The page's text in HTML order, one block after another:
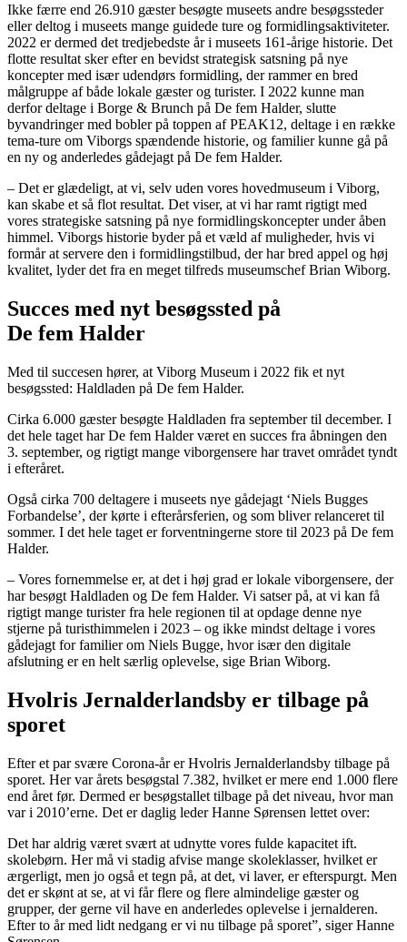
Ikke færre end 26.910 gæster besøgte museets andre besøgssteder
eller deltog i museets mange guidede ture og formidlingsaktiviteter.
2022 er dermed det tredjebedste år i museets 161-årige historie. Det
flotte resultat sker efter en bevidst strategisk satsning på nye
koncepter med især udendørs formidling, der rammer en bred
målgruppe af både lokale gæster og turister. I 2022 kunne man
derfor deltage i Borge & Brunch på De fem Halder, slutte
byvandringer med bobler på toppen af PEAK12, deltage i en række
tema-ture om Viborgs spændende historie, og familier kunne gå på
en ny og anderledes gådejagt på De fem Halder.
– Det er glædeligt, at vi, selv uden vores hovedmuseum i Viborg,
kan skabe et så flot resultat. Det viser, at vi har ramt rigtigt med
vores strategiske satsning på nye formidlingskoncepter under åben
himmel. Viborgs historie byder på et væld af muligheder, hvis vi
formår at servere den i formidlingstilbud, der har bred appel og høj
kvalitet, lyder det fra en meget tilfreds museumschef Brian Wiborg.
Succes med nyt besøgssted på
De fem Halder
Med til succesen hører, at Viborg Museum i 2022 fik et nyt
besøgssted: Haldladen på De fem Halder.
Cirka 6.000 gæster besøgte Haldladen fra september til december. I
det hele taget har De fem Halder været en succes fra åbningen den
3. september, og rigtigt mange viborgensere har travet området tyndt
i efteråret.
Også cirka 700 deltagere i museets nye gådejagt ‘Niels Bugges
Forbandelse’, der kørte i efterårsferien, og som bliver relanceret til
sommer. I det hele taget er forventningerne store til 2023 på De fem
Halder.
– Vores fornemmelse er, at det i høj grad er lokale viborgensere, der
har besøgt Haldladen og De fem Halder. Vi satser på, at vi kan få
rigtigt mange turister fra hele regionen til at opdage denne nye
stjerne på turisthimmelen i 2023 – og ikke mindst deltage i vores
gådejagt for familier om Niels Bugge, hvor især den digitale
afslutning er en helt særlig oplevelse, sige Brian Wiborg.
Hvolris Jernalderlandsby er tilbage på
sporet
Efter et par svære Corona-år er Hvolris Jernalderlandsby tilbage på
sporet. Her var årets besøgstal 7.382, hvilket er mere end 1.000 flere
end året før. Dermed er besøgstallet tilbage på det niveau, hvor man
var i 2010’erne. Det er daglig leder Hanne Sørensen lettet over:
Det har aldrig været svært at udnytte vores fulde kapacitet ift.
skolebørn. Her må vi stadig afvise mange skoleklasser, hvilket er
ærgerligt, men jo også et tegn på, at det, vi laver, er efterspurgt. Men
det er skønt at se, at vi får flere og flere almindelige gæster og
grupper, der gerne vil have en anderledes oplevelse i jernalderen.
Efter to år med lidt nedgang er vi nu tilbage på sporet”, siger Hanne